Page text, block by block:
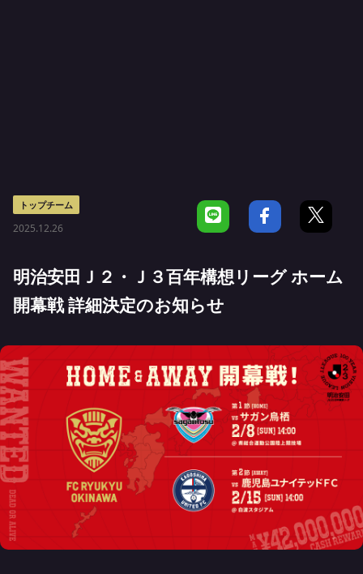
トップチーム
2025.12.26
明治安田Ｊ２・Ｊ３百年構想リーグ ホーム
開幕戦 詳細決定のお知らせ